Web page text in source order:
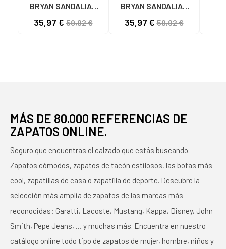
BRYAN SANDALIAS
35,97 €59,92 €
BRYAN SANDALIAS
35,97 €59,92 €
MÁS DE 80.000 REFERENCIAS DE
ZAPATOS ONLINE.
Seguro que encuentras el calzado que estás buscando.
Zapatos cómodos, zapatos de tacón estilosos, las botas más
cool, zapatillas de casa o zapatilla de deporte. Descubre la
selección más amplia de zapatos de las marcas más
reconocidas: Garatti, Lacoste, Mustang, Kappa, Disney, John
Smith, Pepe Jeans, … y muchas más. Encuentra en nuestro
catálogo online todo tipo de zapatos de mujer, hombre, niños y